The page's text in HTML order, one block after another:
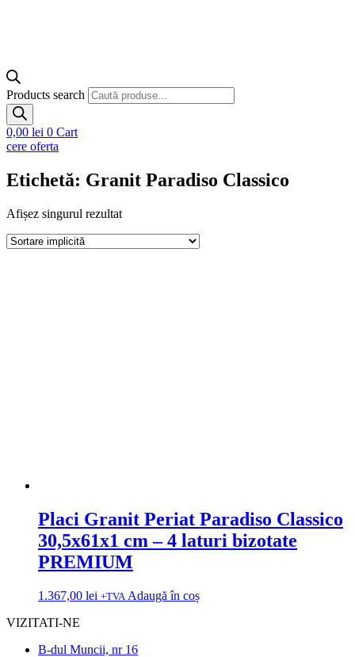
Products search
0,00 lei 0 Cart
cere oferta
Etichetă: Granit Paradiso Classico
Afișez singurul rezultat
Placi Granit Periat Paradiso Classico
30,5x61x1 cm – 4 laturi bizotate
PREMIUM
1.367,00 lei +TVA Adaugă în coș
VIZITATI-NE
B-dul Muncii, nr 16